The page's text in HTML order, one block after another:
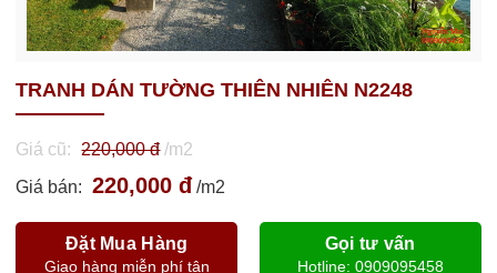
TRANH DÁN TƯỜNG THIÊN NHIÊN N2248
Giá cũ: 220,000 đ/m2
Giá bán:
220,000 đ /m2
Đặt Mua Hàng
Giao hàng miễn phí tận
Gọi tư vấn
Hotline: 0909095458